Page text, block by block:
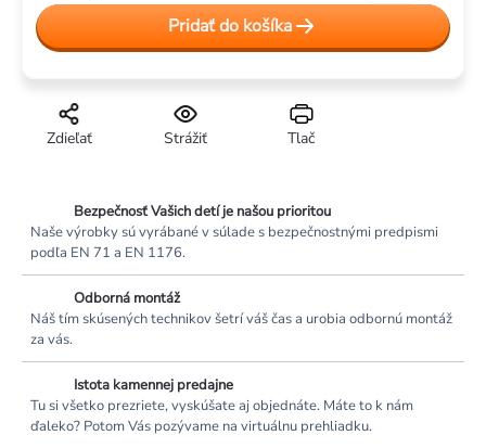
Tlač
Strážiť
Zdieľať
cena:
Pridať do košíka
Bezpečnosť Vašich detí je našou prioritou
Naše výrobky sú vyrábané v súlade s bezpečnostnými predpismi
podľa EN 71 a EN 1176.
Odborná montáž
Náš tím skúsených technikov šetrí váš čas a urobia odbornú montáž
za vás.
Istota kamennej predajne
Tu si všetko prezriete, vyskúšate aj objednáte. Máte to k nám
ďaleko? Potom Vás pozývame na virtuálnu prehliadku.